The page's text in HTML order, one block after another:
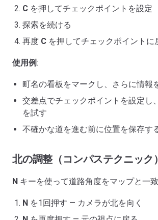
C を押してチェックポイントを設定
探索を続ける
再度 C を押してチェックポイントに
使用例:
町名の看板をマークし、さらに情報
交差点でチェックポイントを設定し
を試す
不確かな道を進む前に位置を保存す
北の調整（コンパステクニック）
N キーを使って道路角度をマップと一致
N を1回押す — カメラが北を向く